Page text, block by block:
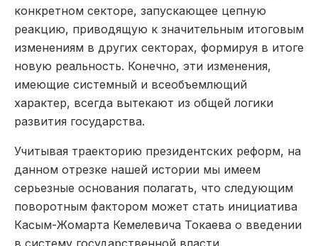
конкретном секторе, запускающее цепную
реакцию, приводящую к значительным итоговым
изменениям в других секторах, формируя в итоге
новую реальность. Конечно, эти изменения,
имеющие системный и всеобъемлющий
характер, всегда вытекают из общей логики
развития государства.
Учитывая траекторию президентских реформ, на
данном отрезке нашей истории мы имеем
серьезные основания полагать, что следующим
поворотным фактором может стать инициатива
Касым­-Жомарта Кемелевича Токаева о введении
в систему государственной власти